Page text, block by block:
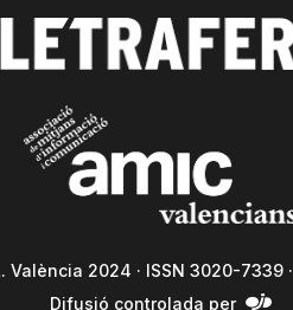
2024 · ISSN 3020-7339 ·
Difusió controlada per